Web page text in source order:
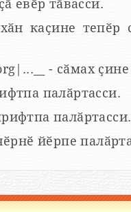
евӗр тӑвасси.
каҫине
- сӑмах
палӑртасси.
палӑртасси.
чӗрнӗ йӗрпе